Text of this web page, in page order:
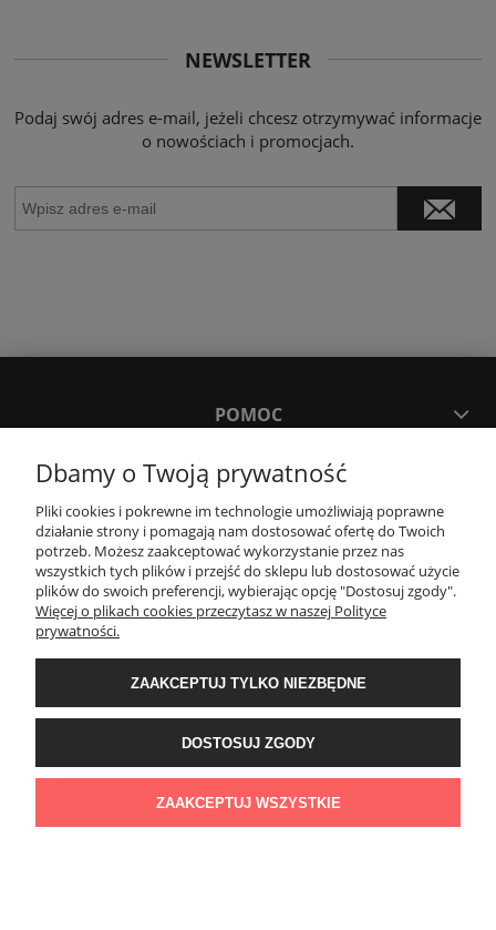
NEWSLETTER
Podaj swój adres e-mail, jeżeli chcesz otrzymywać informacje
o nowościach i promocjach.
POMOC
MOJE KONTO
PŁATNOŚCI I DOSTAWA
KONTAKT
Wyposażenie łazienek Łazienki.eco | Pawła 23, 41-708 Ruda Śląska | E-mail:
sklep@lazienki.eco | Tel.: 600 012 164 lub 600 012 159 | TGS Przemysław
Stoń | NIP: 6312213594 | REGON: 276403698
Dbamy o Twoją prywatność
Pliki cookies i pokrewne im technologie umożliwiają poprawne
działanie strony i pomagają nam dostosować ofertę do Twoich
potrzeb. Możesz zaakceptować wykorzystanie przez nas
wszystkich tych plików i przejść do sklepu lub dostosować użycie
plików do swoich preferencji, wybierając opcję "Dostosuj zgody".
Więcej o plikach cookies przeczytasz w naszej Polityce
prywatności.
ZAAKCEPTUJ TYLKO NIEZBĘDNE
DOSTOSUJ ZGODY
ZAAKCEPTUJ WSZYSTKIE